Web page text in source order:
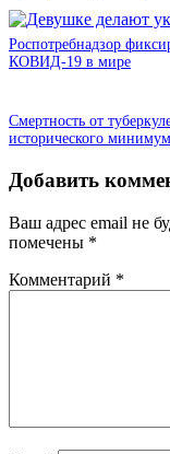
Роспотребнадзор
КОВИД-19 в мире
Смертность от
исторического
Добавить
Ваш адрес email не
помечены *
Комментарий *